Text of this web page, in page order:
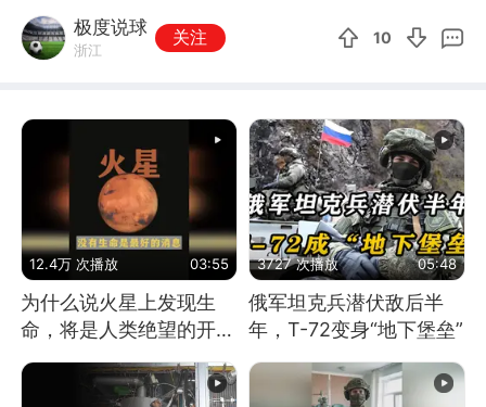
极度说球
浙江
关注 10
12.4万 次播放 03:55
为什么说火星上发现生
命，将是人类绝望的开
始？
3727 次播放 05:48
俄军坦克兵潜伏敌后半
年，T-72变身“地下堡垒”